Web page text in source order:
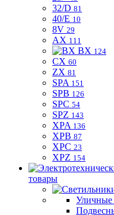
32/D 81
40/E 10
8V 29
AX 111
BX 124
CX 60
ZX 81
SPA 151
SPB 126
SPC 54
SPZ 143
XPA 136
XPB 87
XPC 23
XPZ 154
товары
Уличные